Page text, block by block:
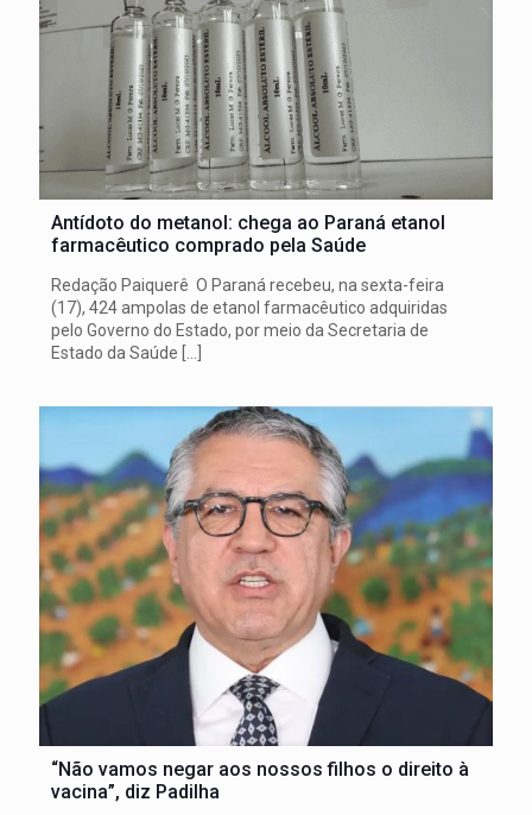
Antídoto do metanol: chega ao Paraná etanol
farmacêutico comprado pela Saúde
Redação Paiquerê O Paraná recebeu, na sexta-feira
(17), 424 ampolas de etanol farmacêutico adquiridas
pelo Governo do Estado, por meio da Secretaria de
Estado da Saúde […]
“Não vamos negar aos nossos filhos o direito à
vacina”, diz Padilha